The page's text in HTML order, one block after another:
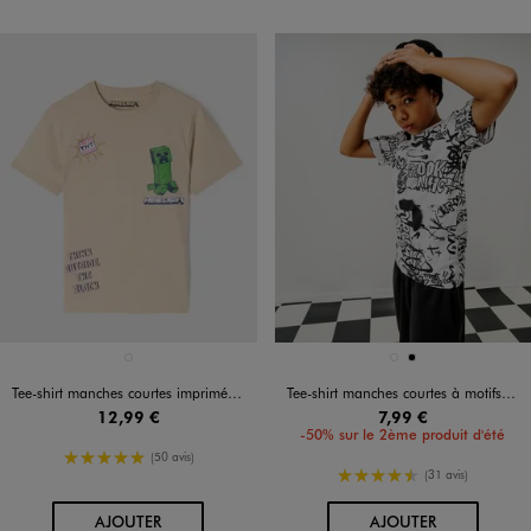
Tee-shirt manches courtes imprimé garçon - Minecraft
12,99 €
5/5 de moyenne
(50 avis)
AJOUTERAU PANIER
Disponible en 2 coloris
BLANCNOIR
Tee-shirt manches courtes à motifs graffiti garçon
7,99 €
-50% sur le 2ème produit d'été
4.5/5 de moyenne
(31 avis)
AJOUTERAU PANIER